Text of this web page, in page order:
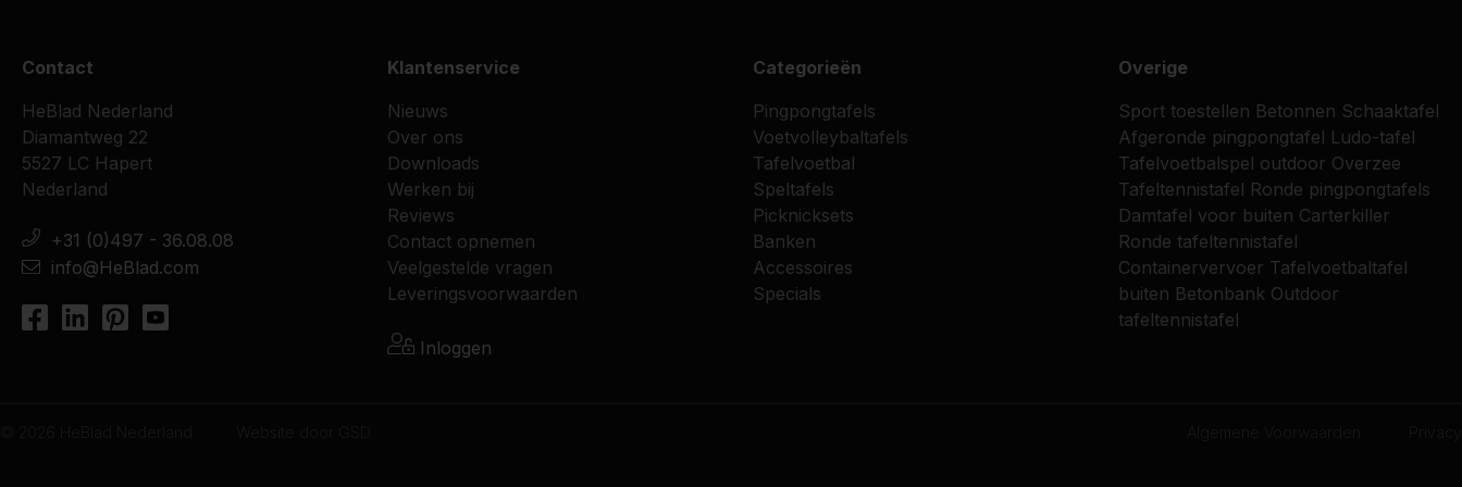
Contact
HeBlad Nederland
Diamantweg 22
5527 LC Hapert
Nederland
+31 (0)497 - 36.08.08
info@HeBlad.com
Klantenservice
Nieuws
Over ons
Downloads
Werken bij
Reviews
Contact opnemen
Veelgestelde vragen
Leveringsvoorwaarden
Inloggen
Categorieën
Pingpongtafels
Voetvolleybaltafels
Tafelvoetbal
Speltafels
Picknicksets
Banken
Accessoires
Specials
Overige
Sport toestellen Betonnen Schaaktafel
Afgeronde pingpongtafel Ludo-tafel
Tafelvoetbalspel outdoor Overzee
Tafeltennistafel Ronde pingpongtafels
Damtafel voor buiten Carterkiller
Ronde tafeltennistafel
Containervervoer Tafelvoetbaltafel
buiten Betonbank Outdoor
tafeltennistafel